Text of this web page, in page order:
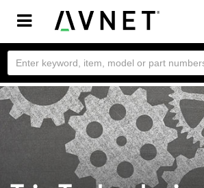
Toggle
navigation